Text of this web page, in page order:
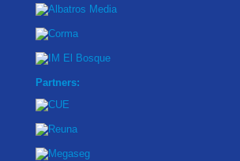
Partners: